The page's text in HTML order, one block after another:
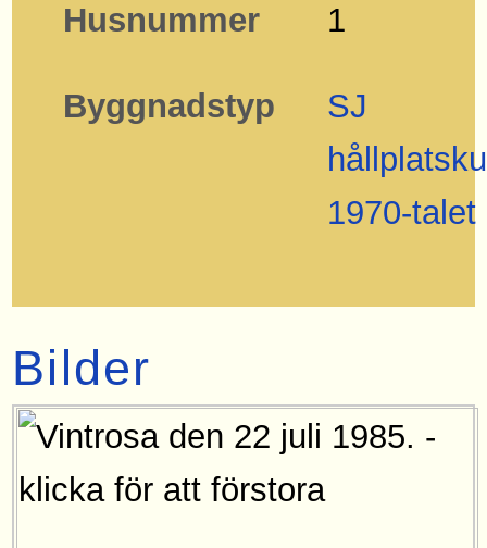
Husnummer 1
Byggnadstyp
SJ
1970-talet
Bilder